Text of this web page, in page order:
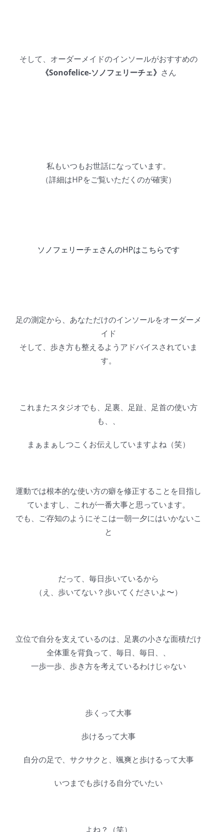
そして、オーダーメイドのインソールがおすすめの
《Sonofelice-ソノフェリーチェ》 さん
私もいつもお世話になっています。
（詳細はHPをご覧いただくのが確実）
ソノフェリーチェさんのHPはこちらです
足の測定から、あなただけのインソールをオーダーメ
イド
そして、歩き方も整えるようアドバイスされていま
す。
これまたスタジオでも、足裏、足趾、足首の使い方
も、、
まぁまぁしつこくお伝えしていますよね（笑）
運動では根本的な使い方の癖を修正することを目指し
ていますし、これが一番大事と思っています。
でも、ご存知のようにそこは一朝一夕にはいかないこ
と
だって、毎日歩いているから
（え、歩いてない？歩いてくださいよ〜）
立位で自分を支えているのは、足裏の小さな面積だけ
全体重を背負って、毎日、毎日、、
一歩一歩、歩き方を考えているわけじゃない
歩くって大事
歩けるって大事
自分の足で、サクサクと、颯爽と歩けるって大事
いつまでも歩ける自分でいたい
よね？（笑）